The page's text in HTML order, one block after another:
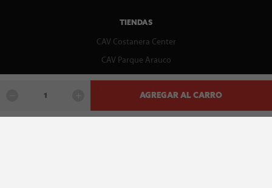
AGREGAR AL CARRO
TIENDAS
CAV Costanera Center
CAV Parque Arauco